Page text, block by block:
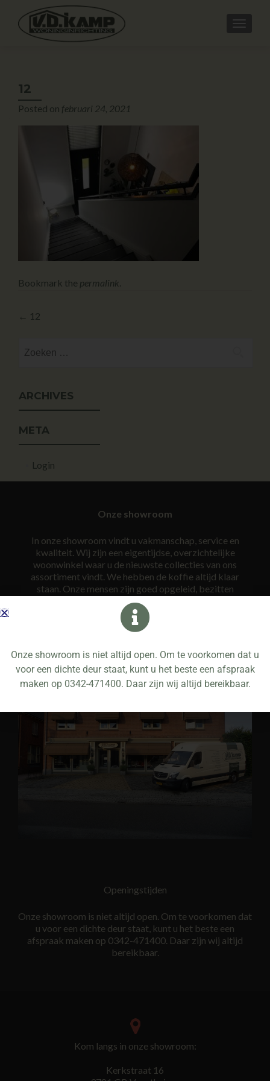
12
Posted on februari 24, 2021
Bookmark the permalink.
← 12
ARCHIVES
META
Login
Onze showroom
In onze showroom vindt u vakmanschap, service en
kwaliteit. Wij zijn een eigentijdse, overzichtelijke
woonwinkel waar u de nieuwste collecties van ons
assortiment vindt. We hebben de koffie altijd klaar
staan. Onze mensen zijn goed opgeleid, bezitten
gedegen vakkennis en zijn ook nog eens op de hoogte
van alle laatste trends. Wij nemen ruim de tijd voor u om
uiteindelijk tot een gedegen advies te komen.
Openingstijden
Onze showroom is niet altijd open. Om te voorkomen dat
u voor een dichte deur staat, kunt u het beste een
afspraak maken op 0342-471400. Daar zijn wij altijd
bereikbaar.
Kom langs in onze showroom:
Kerkstraat 16
Onze showroom is niet altijd open. Om te voorkomen dat u
voor een dichte deur staat, kunt u het beste een afspraak
maken op 0342-471400. Daar zijn wij altijd bereikbaar.